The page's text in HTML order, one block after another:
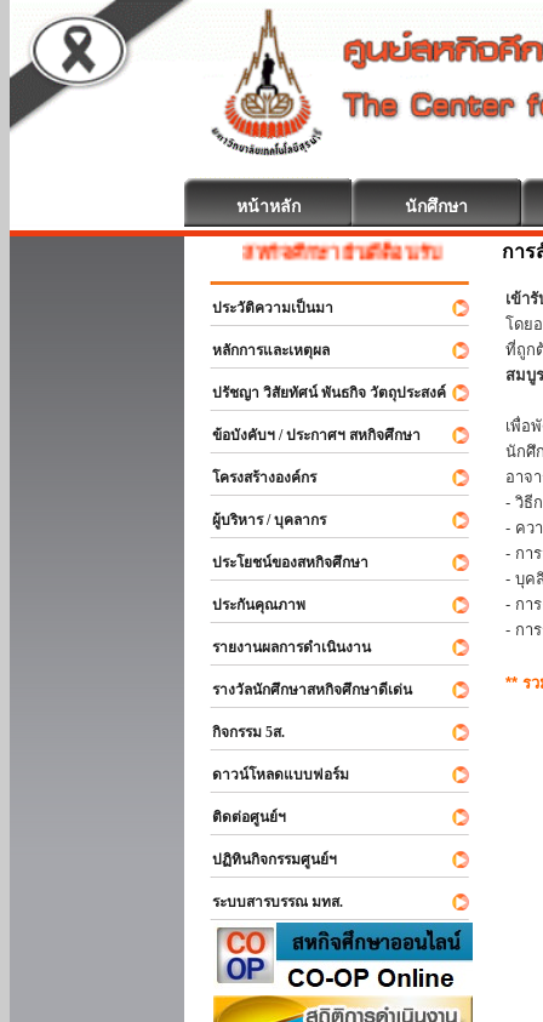
หน้าหลัก นักศึกษา
สหกิจศึกษา ยินดีต้อนรับ
ประวัติความเป็นมา
หลักการและเหตุผล
ปรัชญา วิสัยทัศน์ พันธกิจ วัตถุประสงค์
ข้อบังคับฯ / ประกาศฯ สหกิจศึกษา
โครงสร้างองค์กร
ผู้บริหาร / บุคลากร
ประโยชน์ของสหกิจศึกษา
ประกันคุณภาพ
รายงานผลการดำเนินงาน
รางวัลนักศึกษาสหกิจศึกษาดีเด่น
กิจกรรม 5ส.
ดาวน์โหลดแบบฟอร์ม
ติดต่อศูนย์ฯ
ปฏิทินกิจกรรมศูนย์ฯ
ระบบสารบรรณ มทส.
การ
เข้า
โดย
ที่ถูก
สมบู
เพื่อ
นักศึ
อาจ
- วิธี
- คว
- กา
- บุค
- กา
- กา
** ร